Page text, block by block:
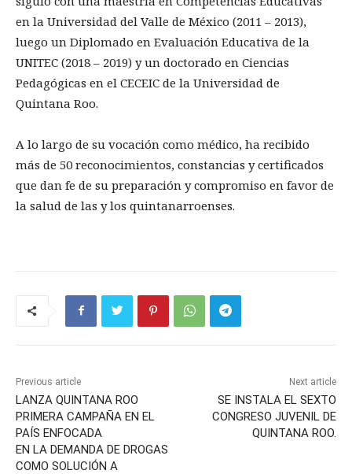
en la Universidad del Valle de México (2011 – 2013),
luego un Diplomado en Evaluación Educativa de la
UNITEC (2018 – 2019) y un doctorado en Ciencias
Pedagógicas en el CECEIC de la Universidad de
Quintana Roo.
A lo largo de su vocación como médico, ha recibido
más de 50 reconocimientos, constancias y certificados
que dan fe de su preparación y compromiso en favor de
la salud de las y los quintanarroenses.
Previous article
LANZA QUINTANA ROO
PRIMERA CAMPAÑA EN EL
PAÍS ENFOCADA
EN LA DEMANDA DE DROGAS
COMO SOLUCIÓN A
Next article
SE INSTALA EL SEXTO
CONGRESO JUVENIL DE
QUINTANA ROO.